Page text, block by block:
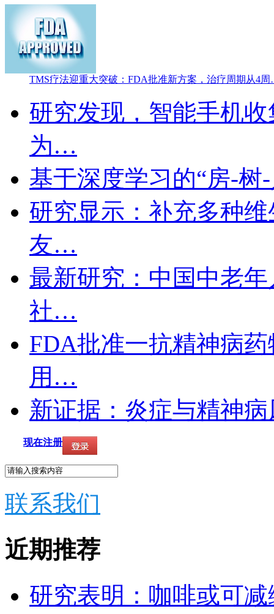
TMS疗法迎重大突破：FDA批准新方案，治疗周期从4
研究发现，智能手机
为…
基于深度学习的“房-
研究显示：补充多种
友…
最新研究：中国中老
社…
FDA批准一抗精神病
用…
新证据：炎症与精神
现在注册
联系我们
近期推荐
研究表明：咖啡或可